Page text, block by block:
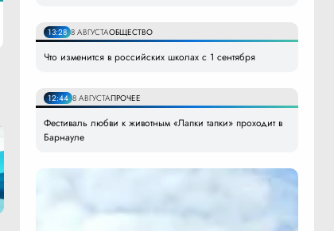
13:28 8 АВГУСТАОБЩЕСТВО
Что изменится в российских школах с 1 сентября
12:44 8 АВГУСТАПРОЧЕЕ
Фестиваль любви к животным «Лапки тапки» проходит в
Барнауле